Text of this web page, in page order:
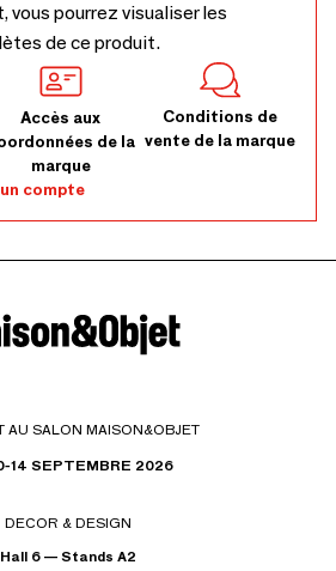
vous pourrez visualiser les
de ce produit.
Accès aux
de la
marque
Conditions de
vente de la marque
compte
AU SALON MAISON&OBJET
14 SEPTEMBRE 2026
DECOR & DESIGN
Hall 6 — Stands A2